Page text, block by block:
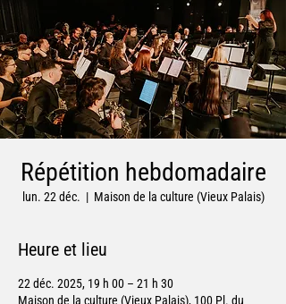
Répétition hebdomadaire
lun. 22 déc.
  |
Maison de la culture (Vieux Palais)
Heure et lieu
22 déc. 2025, 19 h 00 – 21 h 30
Maison de la culture (Vieux Palais), 100 Pl. du